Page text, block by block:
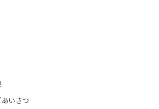
いさつ